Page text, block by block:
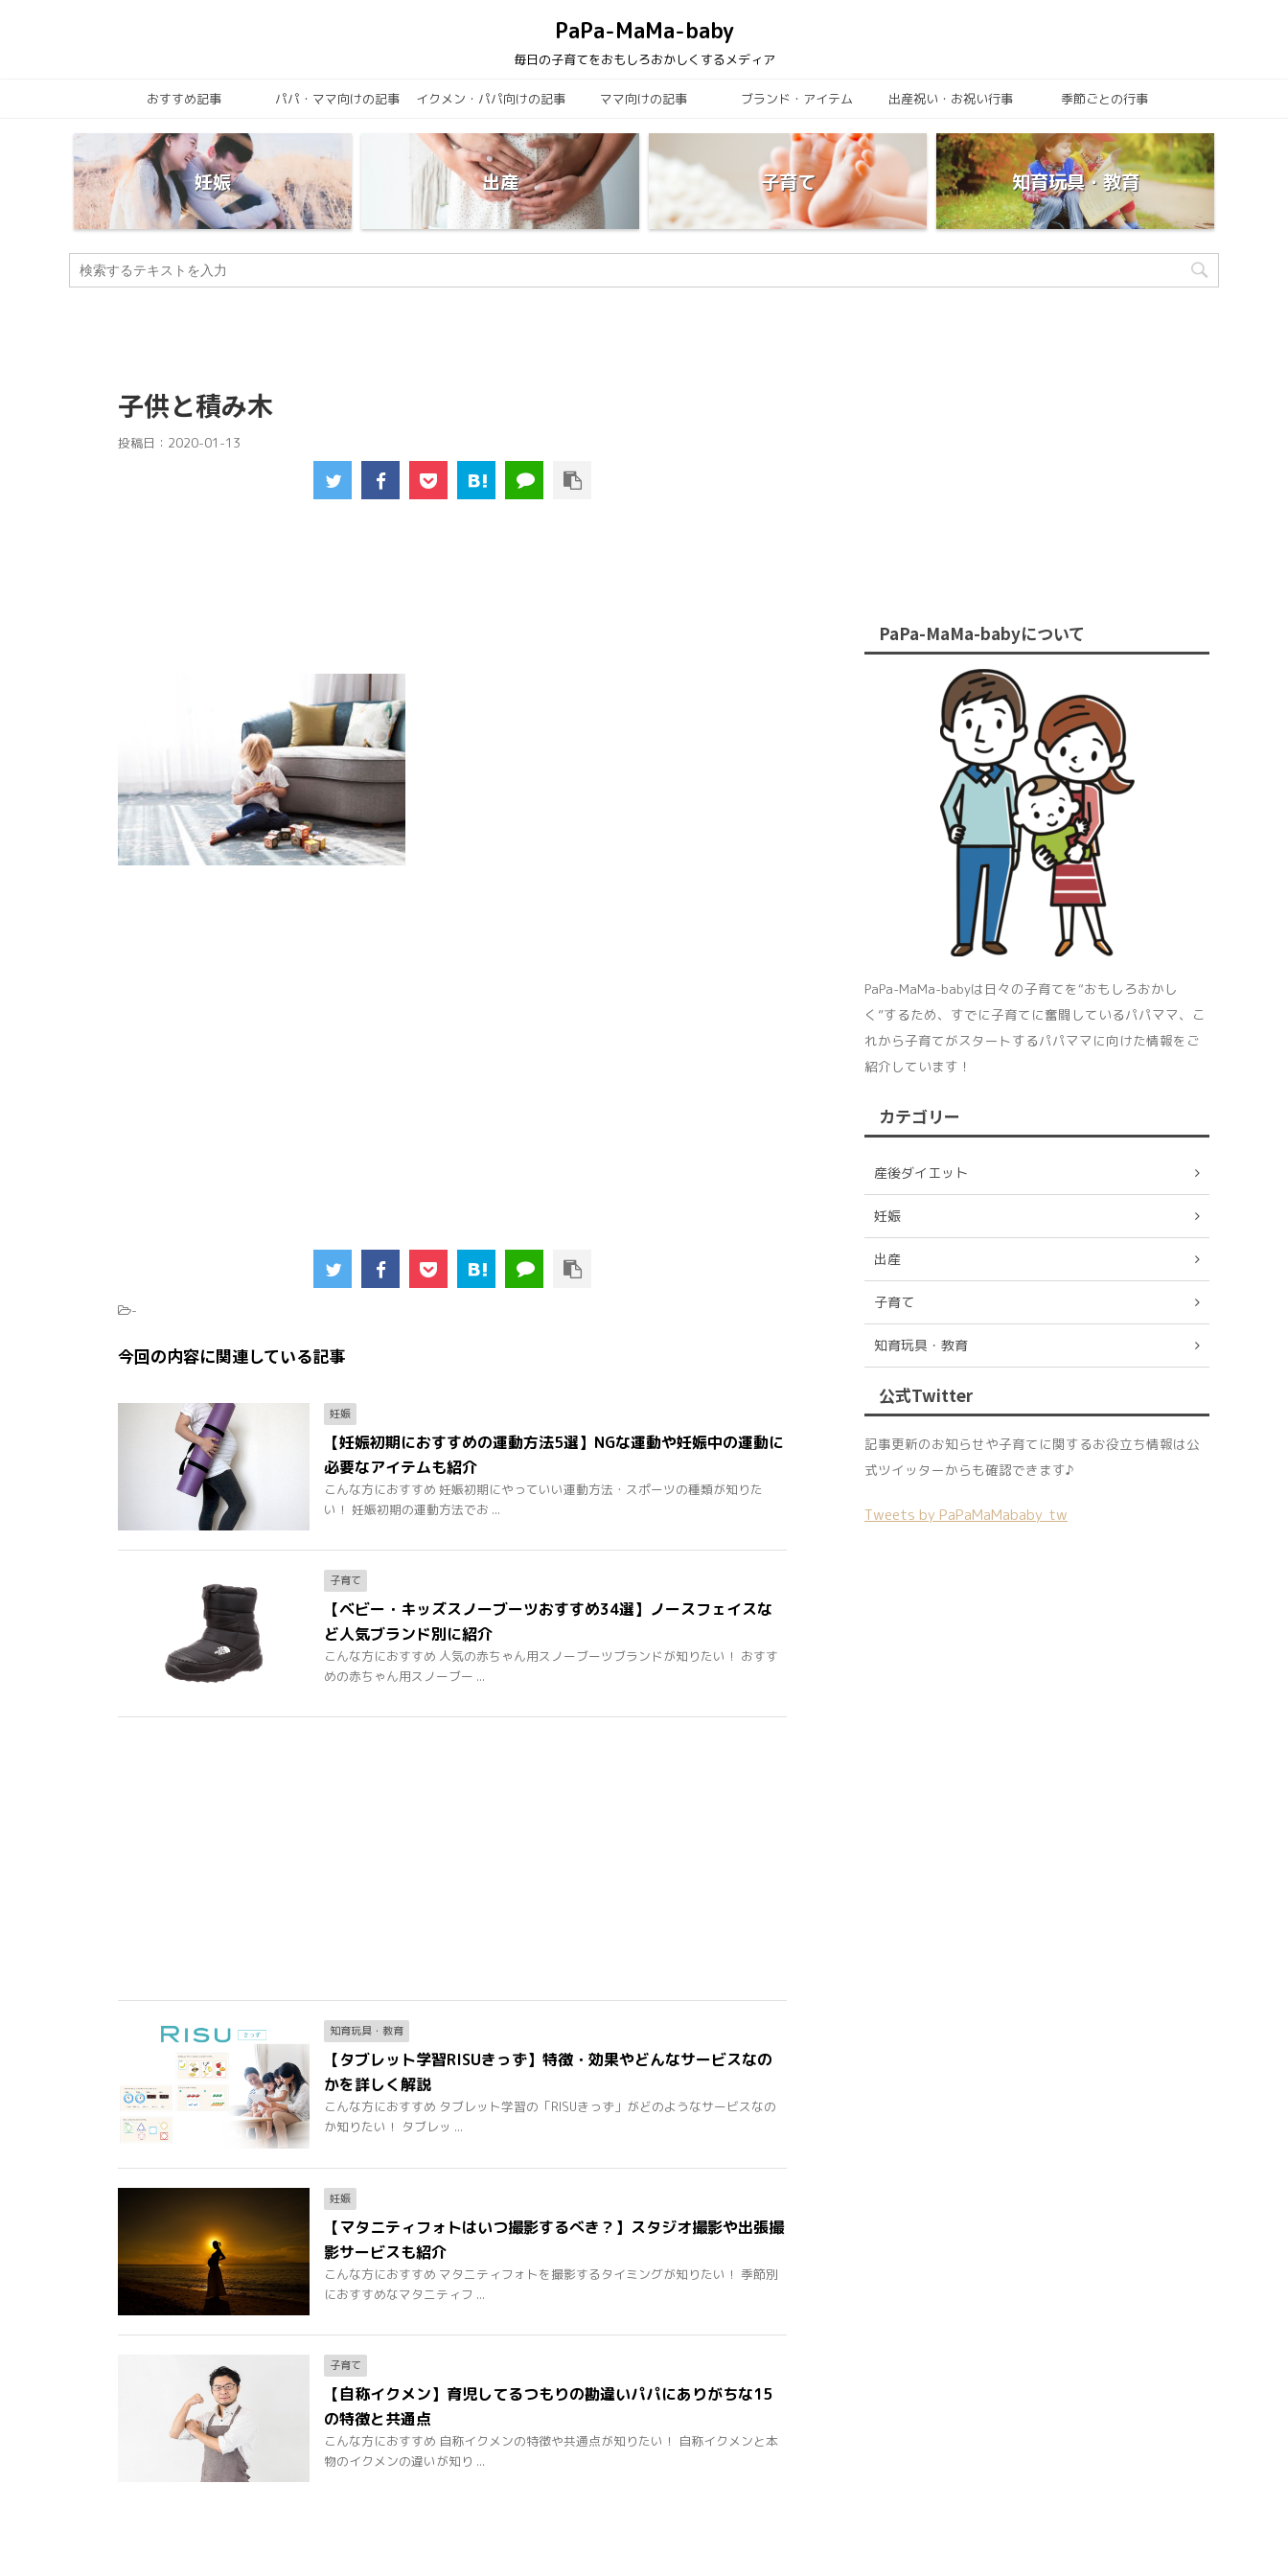
PaPa-MaMa-baby
毎日の子育てをおもしろおかしくするメディア
おすすめ記事 パパ・ママ向けの記事 イクメン・パパ向けの記事 ママ向けの記事 ブランド・アイテム 出産祝い・お祝い行事 季節ごとの行事
妊娠 出産 子育て 知育玩具・教育
子供と積み木
投稿日： 2020-01-13
-
今回の内容に関連している記事
妊娠
【妊娠初期におすすめの運動方法5選】NGな運動や妊娠中の運動に
必要なアイテムも紹介
こんな方におすすめ 妊娠初期にやっていい運動方法・スポーツの種類が知りた
い！ 妊娠初期の運動方法でお ...
子育て
【ベビー・キッズスノーブーツおすすめ34選】ノースフェイスな
ど人気ブランド別に紹介
こんな方におすすめ 人気の赤ちゃん用スノーブーツブランドが知りたい！ おすす
めの赤ちゃん用スノーブー ...
知育玩具・教育
【タブレット学習RISUきっず】特徴・効果やどんなサービスなの
かを詳しく解説
こんな方におすすめ タブレット学習の「RISUきっず」がどのようなサービスなの
か知りたい！ タブレッ ...
妊娠
【マタニティフォトはいつ撮影するべき？】スタジオ撮影や出張撮
影サービスも紹介
こんな方におすすめ マタニティフォトを撮影するタイミングが知りたい！ 季節別
におすすめなマタニティフ ...
子育て
【自称イクメン】育児してるつもりの勘違いパパにありがちな15
の特徴と共通点
こんな方におすすめ 自称イクメンの特徴や共通点が知りたい！ 自称イクメンと本
物のイクメンの違いが知り ...
PaPa-MaMa-babyについて
PaPa-MaMa-babyは日々の子育てを“おもしろおかし
く”するため、すでに子育てに奮闘しているパパママ、こ
れから子育てがスタートするパパママに向けた情報をご
紹介しています！
カテゴリー
産後ダイエット
妊娠
出産
子育て
知育玩具・教育
公式Twitter
記事更新のお知らせや子育てに関するお役立ち情報は公
式ツイッターからも確認できます♪
Tweets by PaPaMaMababy_tw